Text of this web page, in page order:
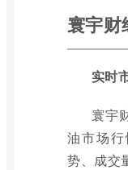
寰宇财
实时
寰宇
油市场
势、成交